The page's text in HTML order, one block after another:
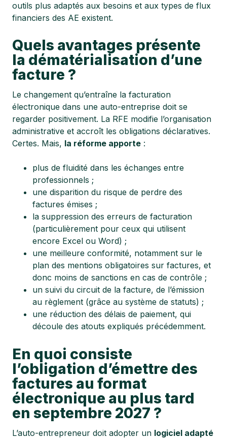
outils plus adaptés aux besoins et aux types de flux
financiers des AE existent.
Quels avantages présente
la dématérialisation d’une
facture ?
Le changement qu’entraîne la facturation
électronique dans une auto-entreprise doit se
regarder positivement. La RFE modifie l’organisation
administrative et accroît les obligations déclaratives.
Certes. Mais, la réforme apporte :
plus de fluidité dans les échanges entre
professionnels ;
une disparition du risque de perdre des
factures émises ;
la suppression des erreurs de facturation
(particulièrement pour ceux qui utilisent
encore Excel ou Word) ;
une meilleure conformité, notamment sur le
plan des mentions obligatoires sur factures, et
donc moins de sanctions en cas de contrôle ;
un suivi du circuit de la facture, de l’émission
au règlement (grâce au système de statuts) ;
une réduction des délais de paiement, qui
découle des atouts expliqués précédemment.
En quoi consiste
l’obligation d’émettre des
factures au format
électronique au plus tard
en septembre 2027 ?
L’auto-entrepreneur doit adopter un logiciel adapté